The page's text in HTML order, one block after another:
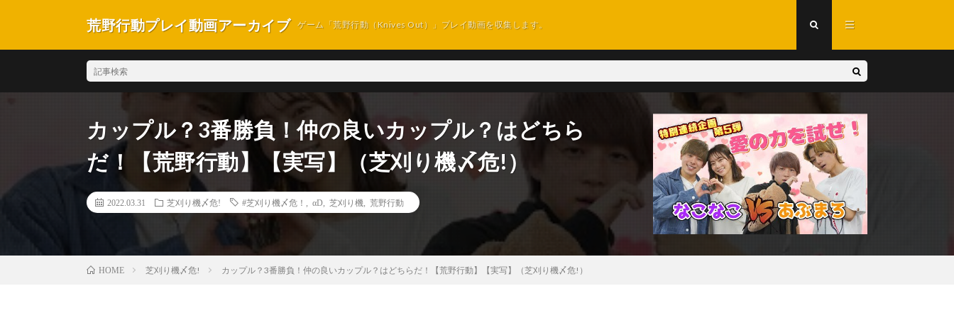
荒野行動プレイ動画アーカイブ ゲーム「荒野行動（Knives Out）」プレイ動画を収集します。
カップル？3番勝負！仲の良いカップル？はどちら
だ！【荒野行動】【実写】（芝刈り機〆危!）
2022.03.31 芝刈り機〆危! #芝刈り機〆危！ αD 芝刈り機 荒野行動
HOME 芝刈り機〆危! カップル？3番勝負！仲の良いカップル？はどちらだ！【荒野行動】【実写】（芝刈り機〆危!）